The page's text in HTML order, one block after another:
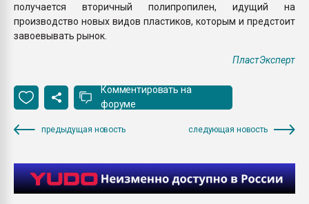
получается вторичный полипропилен, идущий на
производство новых видов пластиков, которым и предстоит
завоевывать рынок.
ПластЭксперт
Комментировать на
форуме
предыдущая новость следующая новость